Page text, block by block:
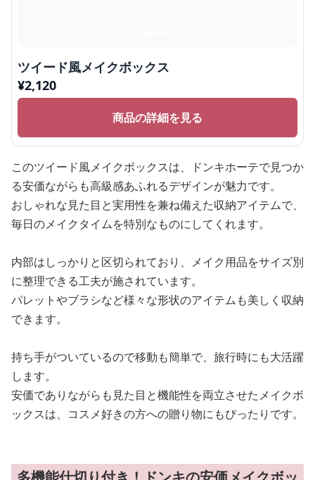
ツイード風メイクボックス
¥2,120
商品の詳細を見る
このツイード風メイクボックスは、ドンキホーテで見つか
る安価ながらも高級感あふれるデザインが魅力です。
おしゃれな見た目と実用性を兼ね備えた収納アイテムで、
毎日のメイクタイムを特別なものにしてくれます。
内部はしっかりと区切られており、メイク用品をサイズ別
に整理できる工夫が施されています。
パレットやブラシなど様々な形状のアイテムも美しく収納
できます。
持ち手がついているので移動も簡単で、旅行時にも大活躍
します。
安価でありながらも見た目と機能性を両立させたメイクボ
ックスは、コスメ好きの方への贈り物にもぴったりです。